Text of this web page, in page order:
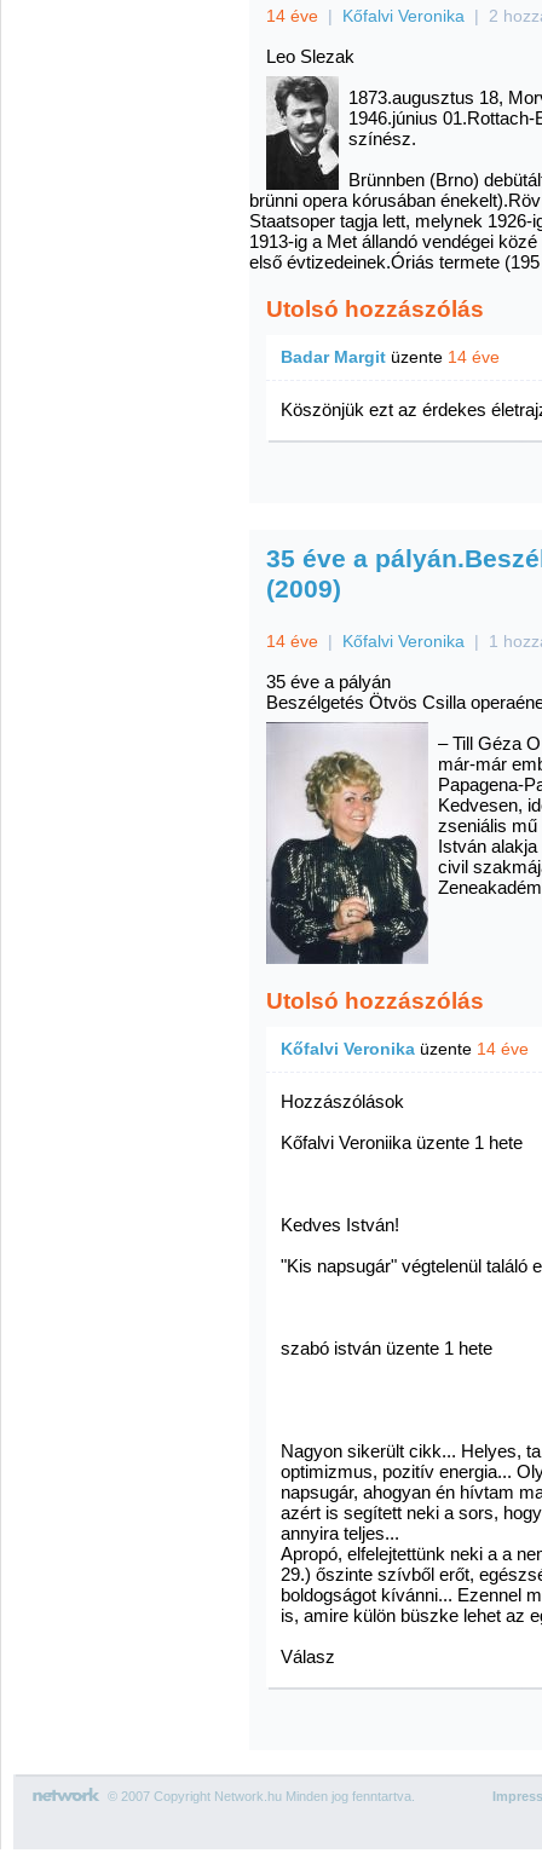
14 éve | Kőfalvi Veronika | 2
Leo Slezak
1873.augusztus 18,
1946.június
színész.
Brünnben (Brno)
brünni opera kórusában
Staatsoper tagja lett, melynek
1913-ig a Met állandó vendégei
első évtizedeinek.Óriás termete
Utolsó hozzászólás
Badar Margit üzente 14 éve
Köszönjük ezt az érdekes
35 éve a
(2009)
14 éve | Kőfalvi Veronika | 1
35 éve a pályán
Beszélgetés Ötvös Csilla
– Till Géza
már-már
Papagena-
Kedvesen,
zseniális mű
István
civil
Utolsó hozzászólás
Kőfalvi Veronika üzente 14 éve
Hozzászólások
Kőfalvi Veroniika üzente 1 hete
Kedves István!
"Kis napsugár" végtelenül találó
szabó istván üzente 1 hete
Nagyon sikerült cikk... Helyes,
optimizmus, pozitív energia...
napsugár, ahogyan én hívtam
azért is segített neki a sors,
annyira teljes...
Apropó, elfelejtettünk neki a a
29.) őszinte szívből erőt,
boldogságot kívánni... Ezennel
is, amire külön büszke lehet az
Válasz
© 2007 Copyright Network.hu Minden jog fenntartva.